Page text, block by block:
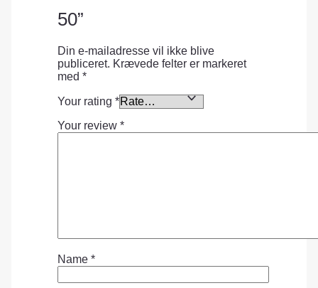
50”
Din e-mailadresse vil ikke blive
publiceret. Krævede felter er markeret
med *
Your rating *
Your review *
Name *